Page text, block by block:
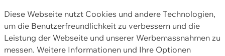
Diese Webseite nutzt Cookies und andere Technologien,
um die Benutzerfreundlichkeit zu verbessern und die
Leistung der Webseite und unserer Werbemassnahmen zu
messen. Weitere Informationen und Ihre Optionen